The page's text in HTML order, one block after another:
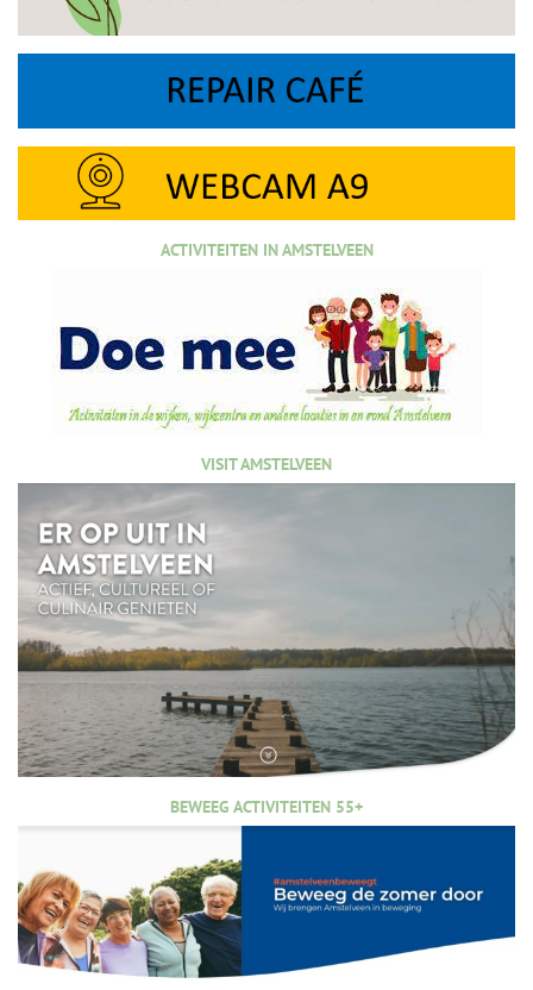
ACTIVITEITEN IN AMSTELVEEN
VISIT AMSTELVEEN
BEWEEG ACTIVITEITEN 55+